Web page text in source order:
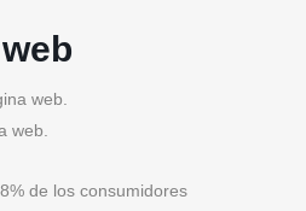
web.
de los consumidores